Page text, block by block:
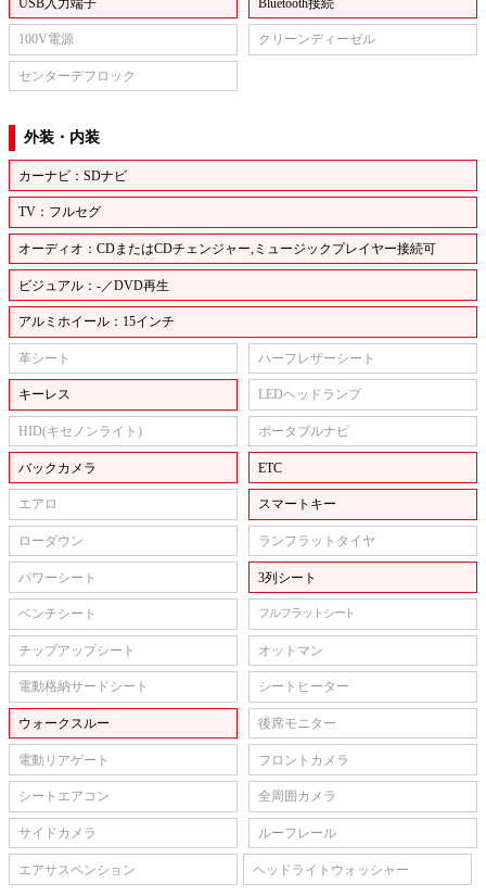
USB入力端子 Bluetooth接続
100V電源 クリーンディーゼル
センターデフロック
外装・内装
カーナビ：SDナビ
TV：フルセグ
オーディオ：CDまたはCDチェンジャー,ミュージックプレイヤー接続可
ビジュアル：-／DVD再生
アルミホイール：15インチ
革シート ハーフレザーシート
キーレス LEDヘッドランプ
HID(キセノンライト) ポータブルナビ
バックカメラ ETC
エアロ スマートキー
ローダウン ランフラットタイヤ
パワーシート 3列シート
ベンチシート フルフラットシート
チップアップシート オットマン
電動格納サードシート シートヒーター
ウォークスルー 後席モニター
電動リアゲート フロントカメラ
シートエアコン 全周囲カメラ
サイドカメラ ルーフレール
エアサスペンション ヘッドライトウォッシャー